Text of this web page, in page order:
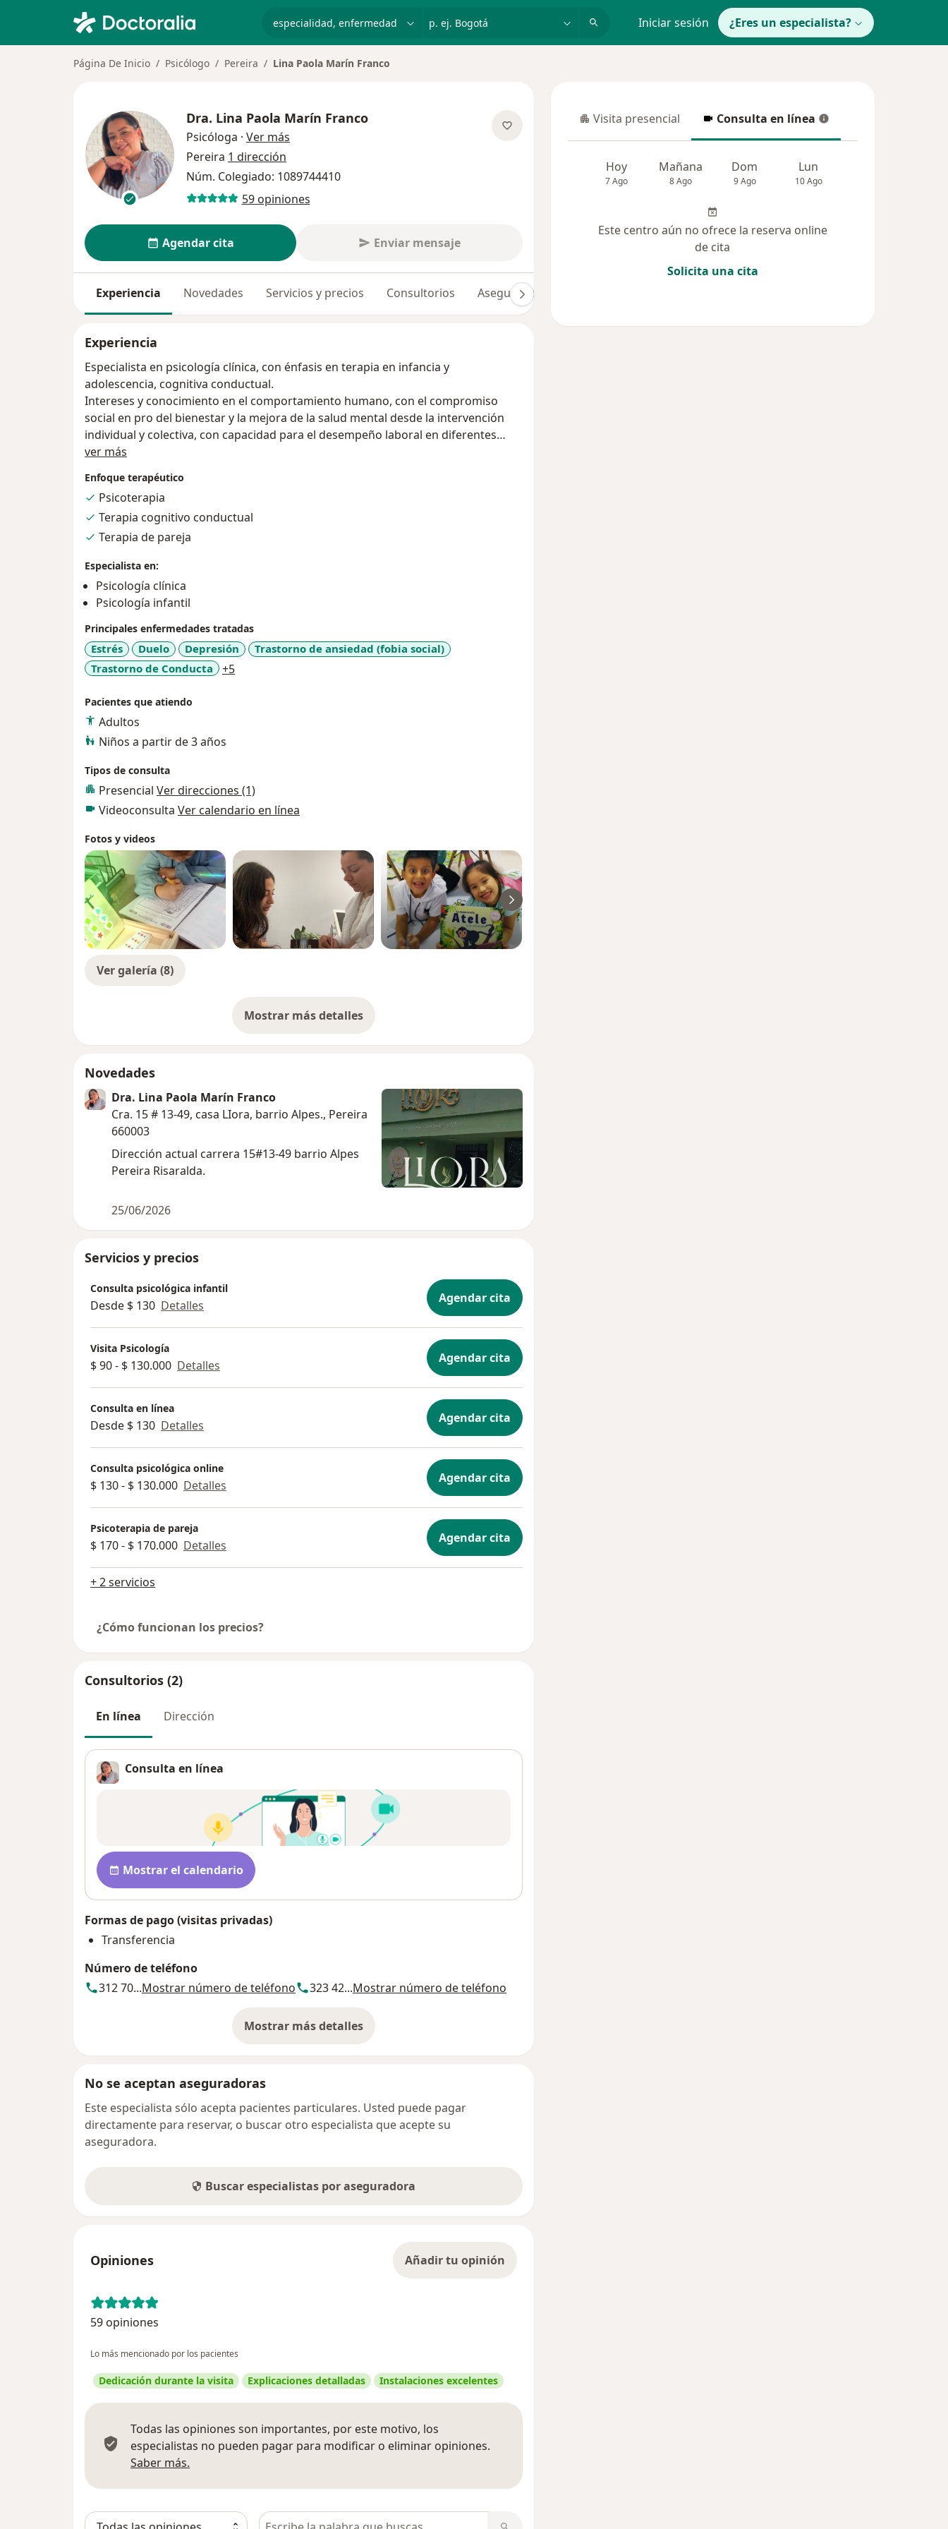
p. ej. Bogotá Iniciar sesión ¿Eres un especialista?
Página De Inicio Psicólogo Pereira Lina Paola Marín Franco
Dra. Lina Paola Marín Franco
Psicóloga · Ver más
Pereira 1 dirección
Núm. Colegiado: 1089744410
59 opiniones
Agendar cita Enviar mensaje
Experiencia Novedades Servicios y precios Consultorios Aseguradoras
Experiencia
Especialista en psicología clínica, con énfasis en terapia en infancia y
adolescencia, cognitiva conductual.
Intereses y conocimiento en el comportamiento humano, con el compromiso
social en pro del bienestar y la mejora de la salud mental desde la intervención
individual y colectiva, con capacidad para el desempeño laboral en diferentes
campos de acción interdisciplina; aplicación de diversos instrumentos
ver más
Enfoque terapéutico
Psicoterapia
Terapia cognitivo conductual
Terapia de pareja
Especialista en:
Psicología clínica
Psicología infantil
Principales enfermedades tratadas
Estrés Duelo Depresión
Trastorno de ansiedad (fobia social)
Trastorno de Conducta
+5a11y_sr_more_diseases
Pacientes que atiendo
Adultos
Niños a partir de 3 años
Tipos de consulta
Presencial Ver direcciones (1)
Videoconsulta Ver calendario en línea
Fotos y videos
Ver galería (8)
Mostrar más detalles
sobre la experiencia
Novedades
Dra. Lina Paola Marín Franco
Cra. 15 # 13-49, casa LIora, barrio Alpes., Pereira
660003
Dirección actual carrera 15#13-49 barrio Alpes
Pereira Risaralda.
25/06/2026
Servicios y precios
Consulta psicológica infantil
Desde $ 130 Detalles Agendar cita
Visita Psicología
$ 90 - $ 130.000 Detalles Agendar cita
Consulta en línea
Desde $ 130 Detalles Agendar cita
Consulta psicológica online
$ 130 - $ 130.000 Detalles Agendar cita
Psicoterapia de pareja
$ 170 - $ 170.000 Detalles Agendar cita
+ 2 servicios
¿Cómo funcionan los precios?
Consultorios (2)
En línea Dirección
Consulta en línea
Disponibilidad
Mostrar el calendario
Formas de pago (visitas privadas)
Transferencia
Número de teléfono
312 70...Mostrar número de teléfono 323 42...Mostrar número de teléfono
Mostrar más detalles
sobre la dirección
No se aceptan aseguradoras
Este especialista sólo acepta pacientes particulares. Usted puede pagar
directamente para reservar, o buscar otro especialista que acepte su
aseguradora.
Buscar especialistas por aseguradora
Opiniones Añadir tu opinión
59 opiniones
Lo más mencionado por los pacientes
Dedicación durante la visita Explicaciones detalladas Instalaciones excelentes
Todas las opiniones son importantes, por este motivo, los
especialistas no pueden pagar para modificar o eliminar opiniones.
Saber más.
Busca en opiniones
Visita presencial
Visita presencial Consulta en línea
Consulta en línea
Hoy
7 Ago
Mañana
8 Ago
Dom
9 Ago
Lun
10 Ago
Este centro aún no ofrece la reserva online
de cita
Solicita una cita